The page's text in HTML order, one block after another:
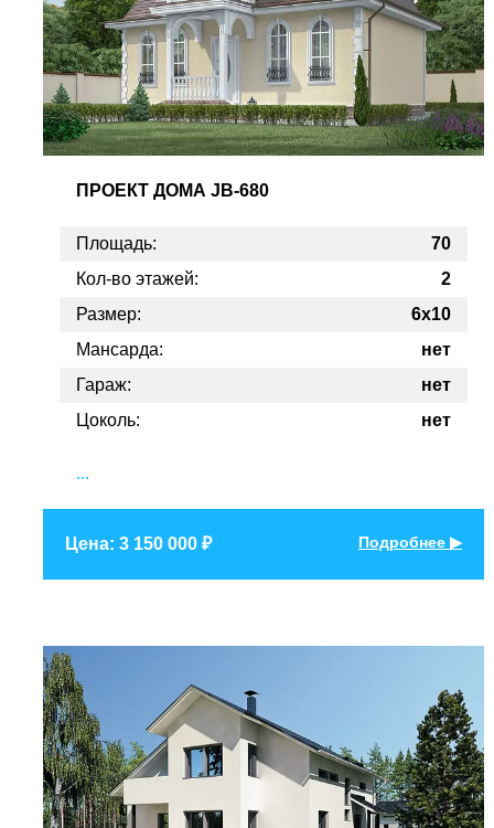
ПРОЕКТ ДОМА JB-680
Площадь:
70
Кол-во этажей:
2
Размер:
6x10
Мансарда:
нет
Гараж:
нет
Цоколь:
нет
...
Цена: 3 150 000 ₽ Подробнее ▶